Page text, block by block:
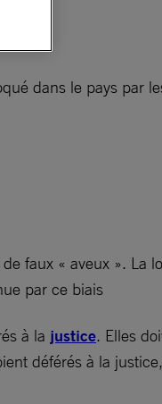
dans le pays par
faux « aveux ». La
par ce biais
à la justice. Elles
déférés à la